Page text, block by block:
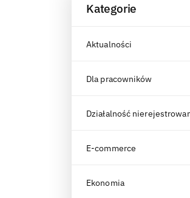
Kategorie
Aktualności
Dla pracowników
Działalność
E-commerce
Ekonomia